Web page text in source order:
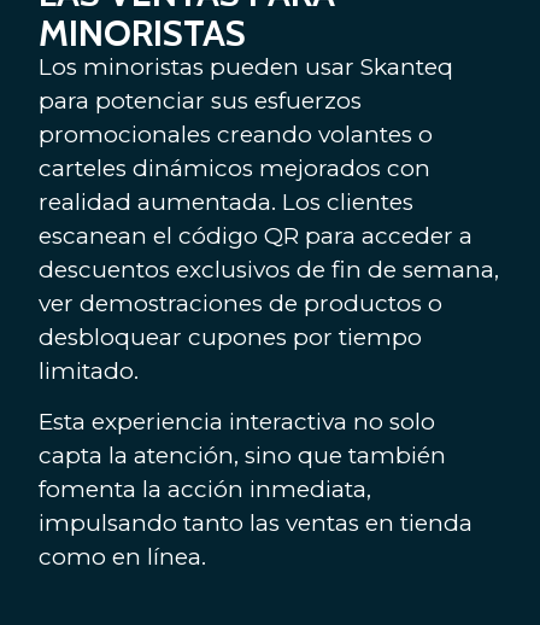
MINORISTAS
Los minoristas pueden usar Skanteq
para potenciar sus esfuerzos
promocionales creando volantes o
carteles dinámicos mejorados con
realidad aumentada. Los clientes
escanean el código QR para acceder a
descuentos exclusivos de fin de semana,
ver demostraciones de productos o
desbloquear cupones por tiempo
limitado.
Esta experiencia interactiva no solo
capta la atención, sino que también
fomenta la acción inmediata,
impulsando tanto las ventas en tienda
como en línea.